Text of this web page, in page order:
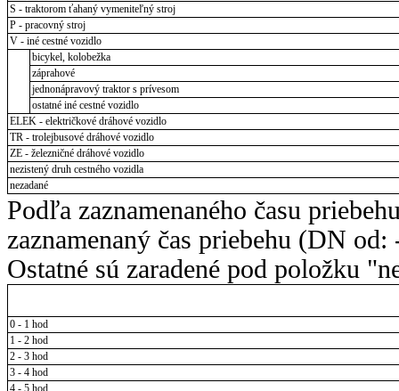
S - traktorom ťahaný vymeniteľný stroj
P - pracovný stroj
V - iné cestné vozidlo
bicykel, kolobežka
záprahové
jednonápravový traktor s prívesom
ostatné iné cestné vozidlo
ELEK - električkové dráhové vozidlo
TR - trolejbusové dráhové vozidlo
ZE - železničné dráhové vozidlo
nezistený druh cestného vozidla
nezadané
Podľa zaznamenaného času
zaznamenaný čas priebehu (DN
Ostatné sú zaradené pod položku
0 - 1 hod
1 - 2 hod
2 - 3 hod
3 - 4 hod
4 - 5 hod